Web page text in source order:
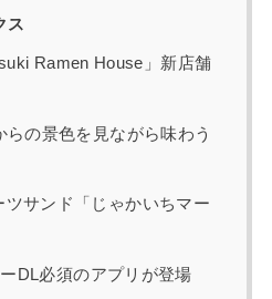
ス
Ramen House」新店舗
らの景色を見ながら味わう
ツサンド「じゃかいちマー
DL必須のアプリが登場